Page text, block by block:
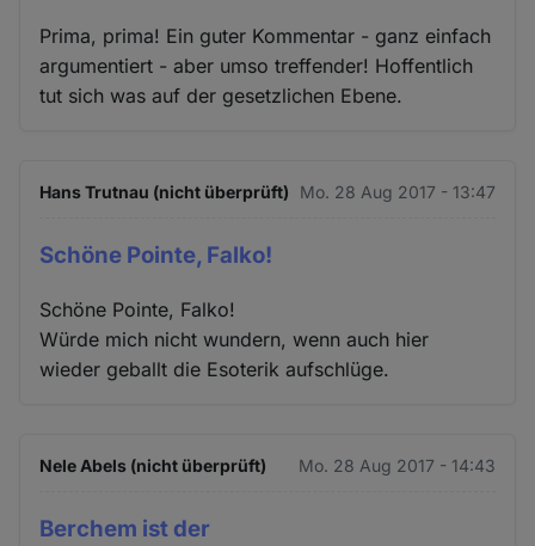
Prima, prima! Ein guter Kommentar - ganz einfach
argumentiert - aber umso treffender! Hoffentlich
tut sich was auf der gesetzlichen Ebene.
Hans Trutnau (nicht überprüft) Mo. 28 Aug 2017 - 13:47
Schöne Pointe, Falko!
Schöne Pointe, Falko!
Würde mich nicht wundern, wenn auch hier
wieder geballt die Esoterik aufschlüge.
Nele Abels (nicht überprüft) Mo. 28 Aug 2017 - 14:43
Berchem ist der